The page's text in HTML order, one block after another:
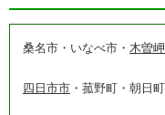
桑名市・いなべ市・ 木曽岬
四日市市 ・菰野町・朝日町